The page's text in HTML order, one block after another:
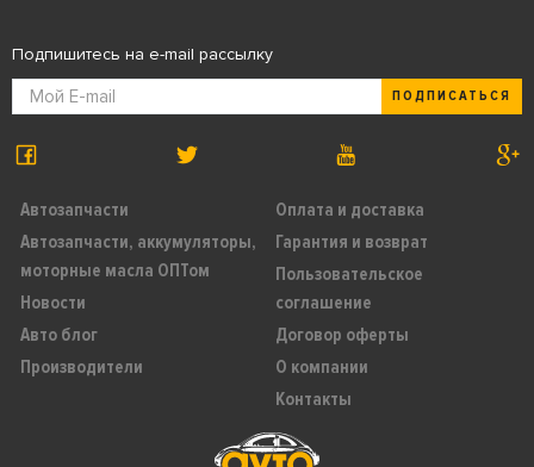
Автозапчасти
Автозапчасти, аккумуляторы,
моторные масла ОПТом
Новости
Авто блог
Производители
Оплата и доставка
Гарантия и возврат
Пользовательское
соглашение
Договор оферты
О компании
Контакты
Подпишитесь на e-mail рассылку
ПОДПИСАТЬСЯ